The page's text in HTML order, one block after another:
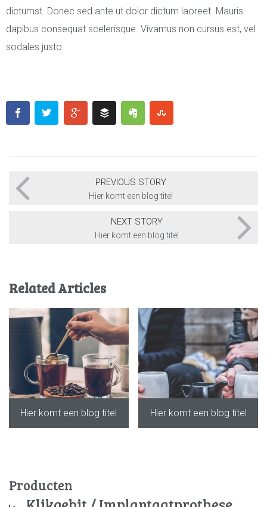
dictumst. Donec sed ante ut dolor dictum laoreet. Mauris
dapibus consequat scelerisque. Vivamus non cursus est, vel
sodales justo.
PREVIOUS STORY
Hier komt een blog titel
NEXT STORY
Hier komt een blog titel
Related Articles
Hier komt een blog titel Hier komt een blog titel
Producten